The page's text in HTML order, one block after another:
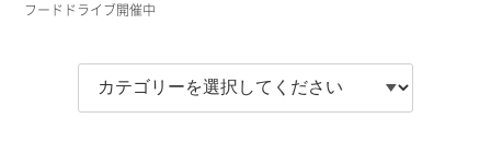
フードドライブ開催中